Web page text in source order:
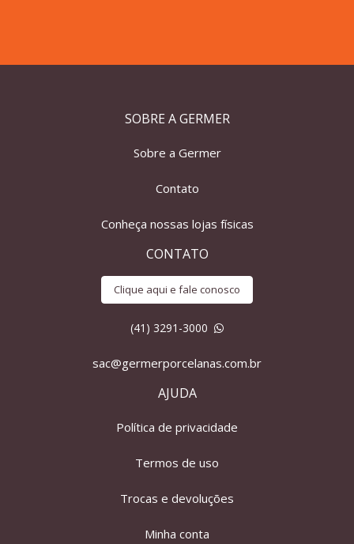
SOBRE A GERMER
Sobre a Germer
Contato
Conheça nossas lojas físicas
CONTATO
Clique aqui e fale conosco
(41) 3291-3000
sac@germerporcelanas.com.br
AJUDA
Política de privacidade
Termos de uso
Trocas e devoluções
Minha conta